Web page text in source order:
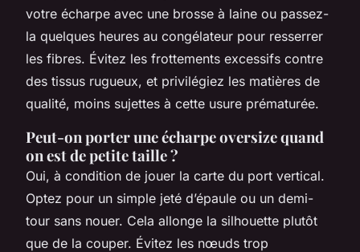
votre écharpe avec une brosse à laine ou passez-
la quelques heures au congélateur pour resserrer
les fibres. Évitez les frottements excessifs contre
des tissus rugueux, et privilégiez les matières de
qualité, moins sujettes à cette usure prématurée.
Peut-on porter une écharpe oversize quand
on est de petite taille ?
Oui, à condition de jouer la carte du port vertical.
Optez pour un simple jeté d’épaule ou un demi-
tour sans nouer. Cela allonge la silhouette plutôt
que de la couper. Évitez les nœuds trop